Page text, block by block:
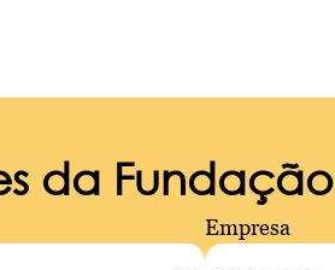
da Fundação
Empresa